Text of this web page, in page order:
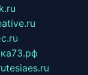
tesiaes.ru